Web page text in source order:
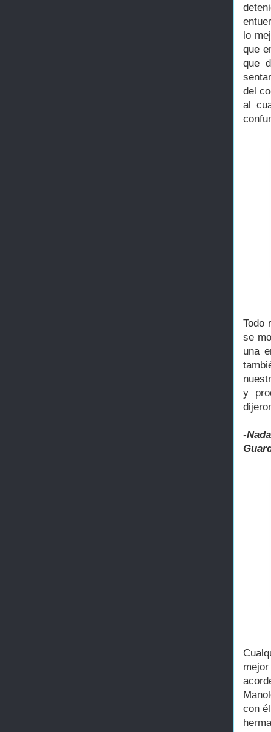
lo
que
que
del
al
Todo
se
una
y
-
con